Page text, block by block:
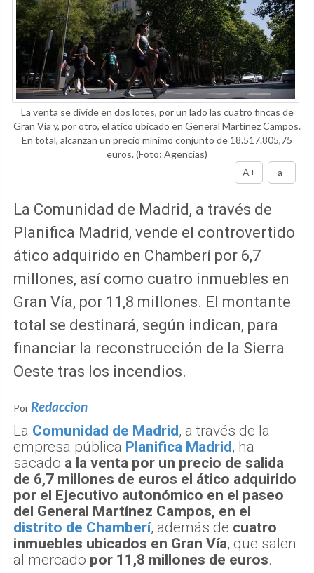
La venta se divide en dos lotes, por un lado las cuatro fincas de
Gran Vía y, por otro, el ático ubicado en General Martínez Campos.
En total, alcanzan un precio mínimo conjunto de 18.517.805,75
euros.(Foto: Agencias)
A+
a-
La Comunidad de Madrid, a través de
Planifica Madrid, vende el controvertido
ático adquirido en Chamberí por 6,7
millones, así como cuatro inmuebles en
Gran Vía, por 11,8 millones. El montante
total se destinará, según indican, para
financiar la reconstrucción de la Sierra
Oeste tras los incendios.
Por Redaccion
La Comunidad de Madrid, a través de la
empresa pública Planifica Madrid, ha
sacado a la venta por un precio de salida
de 6,7 millones de euros el ático adquirido
por el Ejecutivo autonómico en el paseo
del General Martínez Campos, en el
distrito de Chamberí, además de cuatro
inmuebles ubicados en Gran Vía, que salen
al mercado por 11,8 millones de euros.